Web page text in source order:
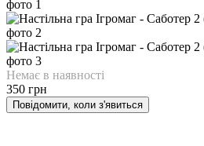
Немає в наявності
350 грн
Повідомити, коли з'явиться